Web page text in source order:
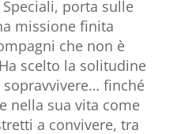
porta sulle
missione finita
che non è
scelto la solitudine
finché
nella sua vita come
a convivere, tra